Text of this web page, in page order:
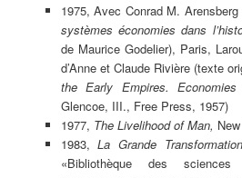
1975, Avec Conrad M.
systèmes économies dans
de Maurice Godelier), Paris,
d’Anne et Claude Rivière (texte
the Early Empires.
Glencoe, III., Free Press, 1957)
1977, The Livelihood of Man,
1983,La Grande Transformation
«Bibliothèque des sciences